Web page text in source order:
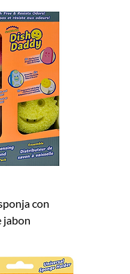
con
jabon